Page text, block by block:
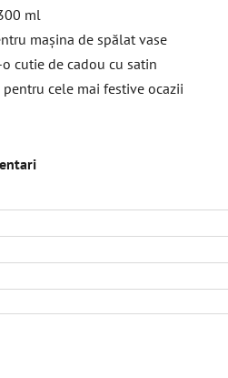
ml
mașina de spălat vase
cutie de cadou cu satin
cele mai festive ocazii